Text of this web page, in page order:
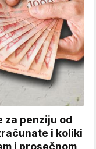
za penziju od
i koliki
i prosečnom